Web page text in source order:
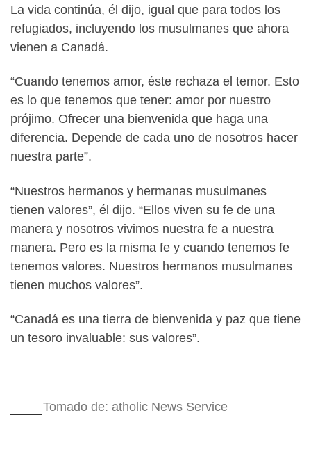
La vida continúa, él dijo, igual que para todos los
refugiados, incluyendo los musulmanes que ahora
vienen a Canadá.
“Cuando tenemos amor, éste rechaza el temor. Esto
es lo que tenemos que tener: amor por nuestro
prójimo. Ofrecer una bienvenida que haga una
diferencia. Depende de cada uno de nosotros hacer
nuestra parte”.
“Nuestros hermanos y hermanas musulmanes
tienen valores”, él dijo. “Ellos viven su fe de una
manera y nosotros vivimos nuestra fe a nuestra
manera. Pero es la misma fe y cuando tenemos fe
tenemos valores. Nuestros hermanos musulmanes
tienen muchos valores”.
“Canadá es una tierra de bienvenida y paz que tiene
un tesoro invaluable: sus valores”.
Tomado de: atholic News Service